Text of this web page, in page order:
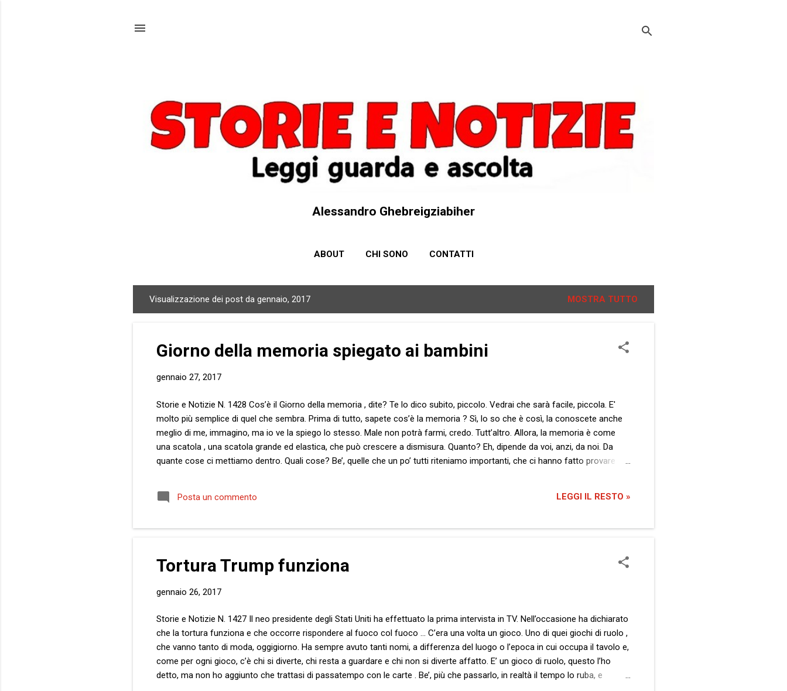
Alessandro Ghebreigziabiher
ABOUT CHI SONO CONTATTI
Visualizzazione dei post da gennaio, 2017 MOSTRA TUTTO
Giorno della memoria spiegato ai bambini
gennaio 27, 2017
Storie e Notizie N. 1428 Cos’è il Giorno della memoria , dite? Te lo dico subito, piccolo. Vedrai che sarà facile, piccola. E'
molto più semplice di quel che sembra. Prima di tutto, sapete cos’è la memoria ? Sì, lo so che è così, la conoscete anche
meglio di me, immagino, ma io ve la spiego lo stesso. Male non potrà farmi, credo. Tutt’altro. Allora, la memoria è come
una scatola , una scatola grande ed elastica, che può crescere a dismisura. Quanto? Eh, dipende da voi, anzi, da noi. Da
quante cose ci mettiamo dentro. Quali cose? Be’, quelle che un po’ tutti riteniamo importanti, che ci hanno fatto provare
testa, sono così ingombranti e assordanti che con grande difficoltà riesci a liberartene, ma siccome ci tieni e non vuoi
dimenticarli del tutto… … li mettiamo nella scatola , bravi. Ma torniamo al punto. Cos’è il giorno della memoria...
Posta un commento LEGGI IL RESTO »
Tortura Trump funziona
gennaio 26, 2017
Storie e Notizie N. 1427 Il neo presidente degli Stati Uniti ha effettuato la prima intervista in TV. Nell’occasione ha dichiarato
che la tortura funziona e che occorre rispondere al fuoco col fuoco … C’era una volta un gioco. Uno di quei giochi di ruolo ,
che vanno tanto di moda, oggigiorno. Ha sempre avuto tanti nomi, a differenza del luogo o l’epoca in cui occupa il tavolo e,
come per ogni gioco, c’è chi si diverte, chi resta a guardare e chi non si diverte affatto. E’ un gioco di ruolo, questo l’ho
detto, ma non ho aggiunto che trattasi di passatempo con le carte . Be’, più che passarlo, in realtà il tempo lo ruba, e